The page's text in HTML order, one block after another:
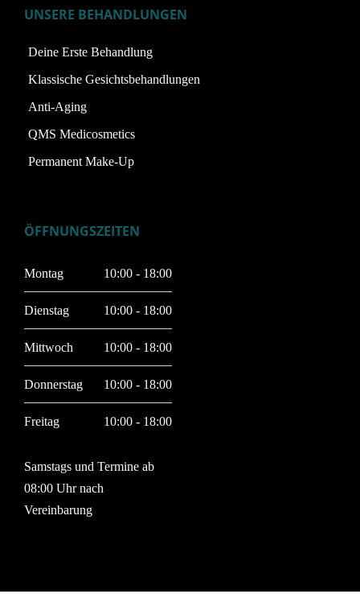
UNSERE BEHANDLUNGEN
Deine Erste Behandlung
Klassische Gesichtsbehandlungen
Anti-Aging
QMS Medicosmetics
Permanent Make-Up
ÖFFNUNGSZEITEN
Montag 10:00 - 18:00
Dienstag 10:00 - 18:00
Mittwoch 10:00 - 18:00
Donnerstag 10:00 - 18:00
Freitag 10:00 - 18:00
Samstags und Termine ab
08:00 Uhr nach
Vereinbarung